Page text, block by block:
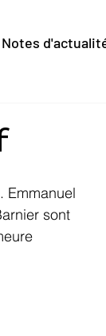
Notes
Emmanuel
sont